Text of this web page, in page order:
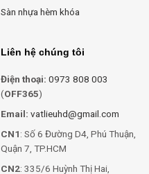
Sàn nhựa hèm khóa
Liên hệ chúng tôi
Điện thoại: 0973 808 003
(OFF365)
Email: vatlieuhd@gmail.com
CN1: Số 6 Đường D4, Phú Thuận,
Quận 7, TP.HCM
CN2: 335/6 Huỳnh Thị Hai,